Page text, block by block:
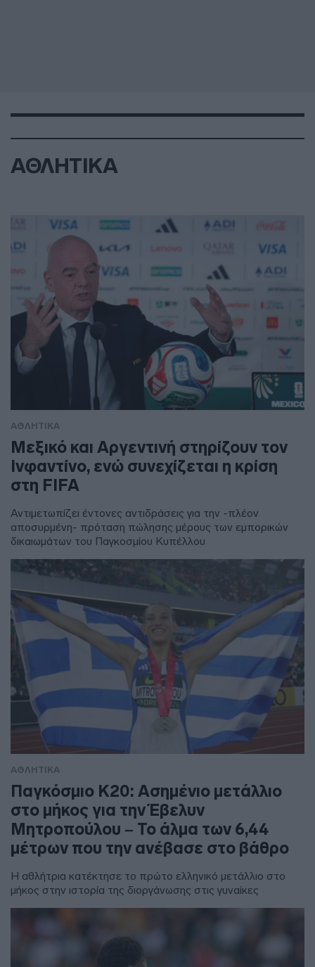
ΑΘΛΗΤΙΚΑ
ΑΘΛΗΤΙΚΑ
Μεξικό και Αργεντινή στηρίζουν τον
Ινφαντίνο, ενώ συνεχίζεται η κρίση
στη FIFA
Αντιμετωπίζει έντονες αντιδράσεις για την -πλέον
αποσυρμένη- πρόταση πώλησης μέρους των εμπορικών
δικαιωμάτων του Παγκοσμίου Κυπέλλου
ΑΘΛΗΤΙΚΑ
Παγκόσμιο Κ20: Ασημένιο μετάλλιο
στο μήκος για την Έβελυν
Μητροπούλου – Το άλμα των 6,44
μέτρων που την ανέβασε στο βάθρο
Η αθλήτρια κατέκτησε το πρώτο ελληνικό μετάλλιο στο
μήκος στην ιστορία της διοργάνωσης στις γυναίκες